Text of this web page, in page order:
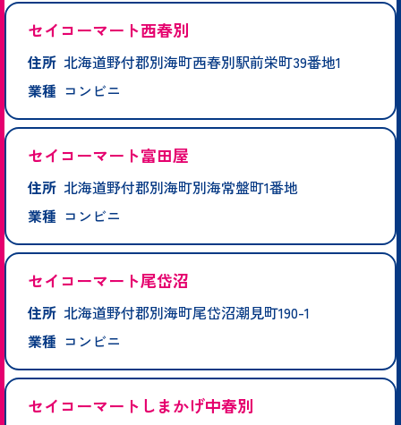
セイコーマート西春別
住所 北海道野付郡別海町西春別駅前栄町39番地1
業種 コンビニ
セイコーマート富田屋
住所 北海道野付郡別海町別海常盤町1番地
業種 コンビニ
セイコーマート尾岱沼
住所 北海道野付郡別海町尾岱沼潮見町190-1
業種 コンビニ
セイコーマートしまかげ中春別